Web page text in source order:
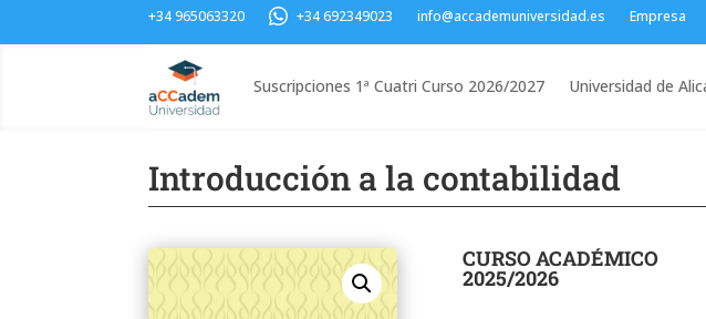
+34 965063320 +34 692349023 info@accademuniversidad.es Empresa
Suscripciones 1ª Cuatri Curso 2026/2027 Universidad de
Introducción a la contabilidad
CURSO ACADÉMICO
2025/2026